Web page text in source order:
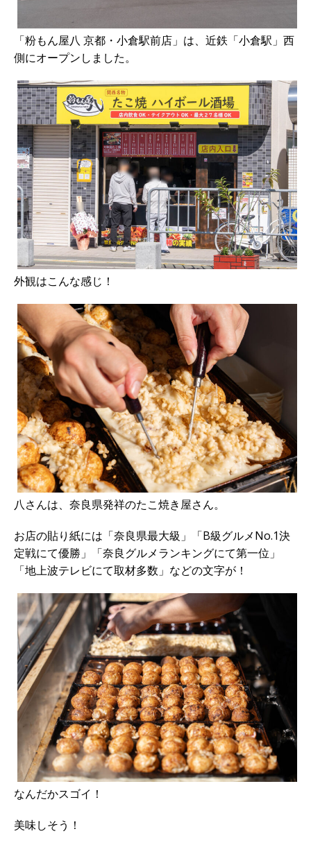
「粉もん屋八 京都・小倉駅前店」は、近鉄「小倉駅」西
側にオープンしました。
外観はこんな感じ！
八さんは、奈良県発祥のたこ焼き屋さん。
お店の貼り紙には「奈良県最大級」「B級グルメNo.1決
定戦にて優勝」「奈良グルメランキングにて第一位」
「地上波テレビにて取材多数」などの文字が！
なんだかスゴイ！
美味しそう！